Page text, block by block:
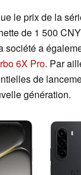
le prix de la
de 1 500
société a
6X Pro. Par
de
génération.